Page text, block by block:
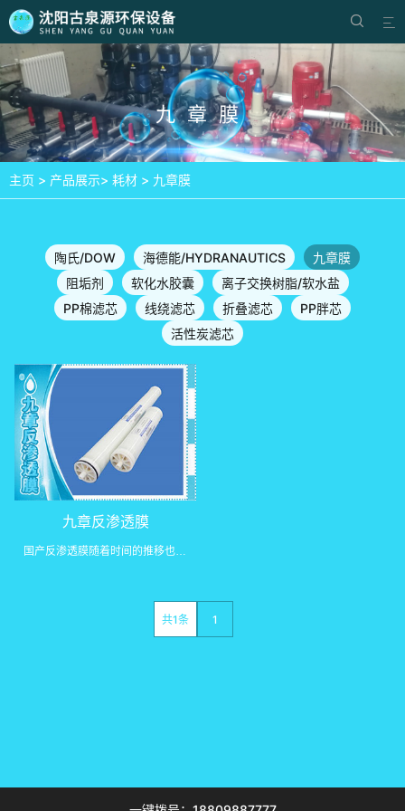


九章膜
主页 > 产品展示> 耗材 > 九章膜
陶氏/DOW 海德能/HYDRANAUTICS
九章膜
阻垢剂
软化水胶囊
离子交换树脂/软水盐
PP棉滤芯
线绕滤芯 折叠滤芯
PP胖芯
活性炭滤芯
九章反渗透膜
共1条 1